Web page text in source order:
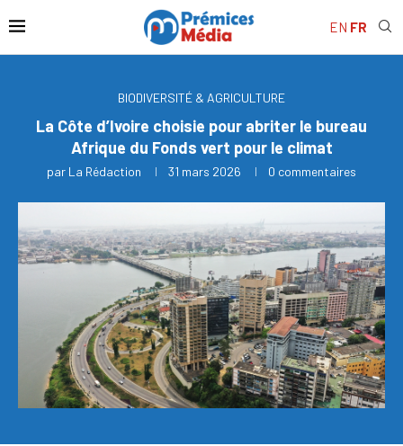
EN FR
BIODIVERSITÉ & AGRICULTURE
La Côte d’Ivoire choisie pour abriter le bureau
Afrique du Fonds vert pour le climat
par La Rédaction 31 mars 2026 0 commentaires